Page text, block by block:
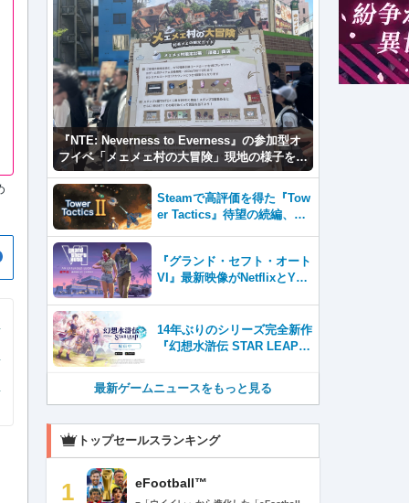
『NTE: Neverness to Everness』の参加型オ
フイベ「メェメェ村の大冒険」現地の様子をレ
ポ！ミニゲームやコスプレイヤー撮影など盛り
だくさん！
Steamで高評価を得た『Tow
er Tactics』待望の続編、『T
『グランド・セフト・オート
VI』最新映像がNetflixとYou
14年ぶりのシリーズ完全新作
『幻想水滸伝 STAR LEAP』
最新ゲームニュースをもっと見る
トップセールスランキング
1 eFootball™